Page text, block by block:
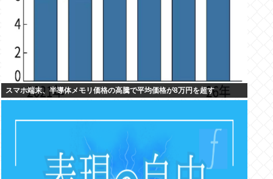
スマホ端末、半導体メモリ価格の高騰で平均価格が8万円を超す